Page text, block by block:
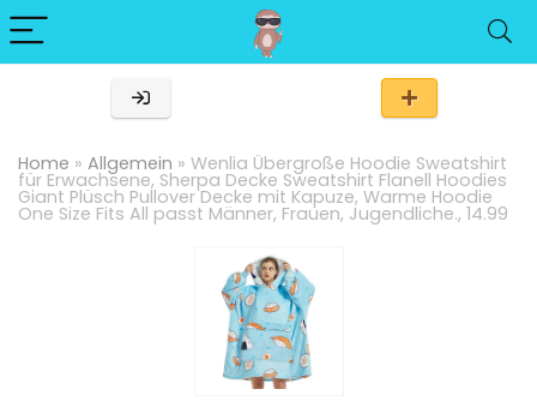
Home » Allgemein » Wenlia Übergroße Hoodie Sweatshirt
für Erwachsene, Sherpa Decke Sweatshirt Flanell Hoodies
Giant Plüsch Pullover Decke mit Kapuze, Warme Hoodie
One Size Fits All passt Männer, Frauen, Jugendliche., 14.99